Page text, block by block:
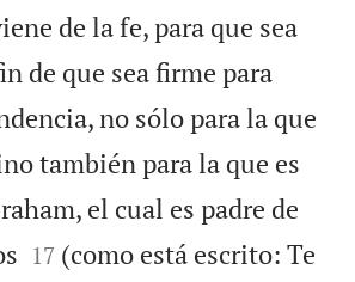
de la fe, para que sea
de que sea firme para
no sólo para la que
también para la que es
el cual es padre de


17 (como está escrito: Te